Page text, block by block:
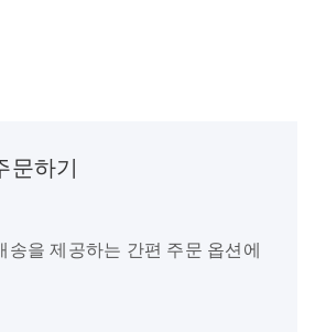
문하기
송을 제공하는 간편 주문 옵션에